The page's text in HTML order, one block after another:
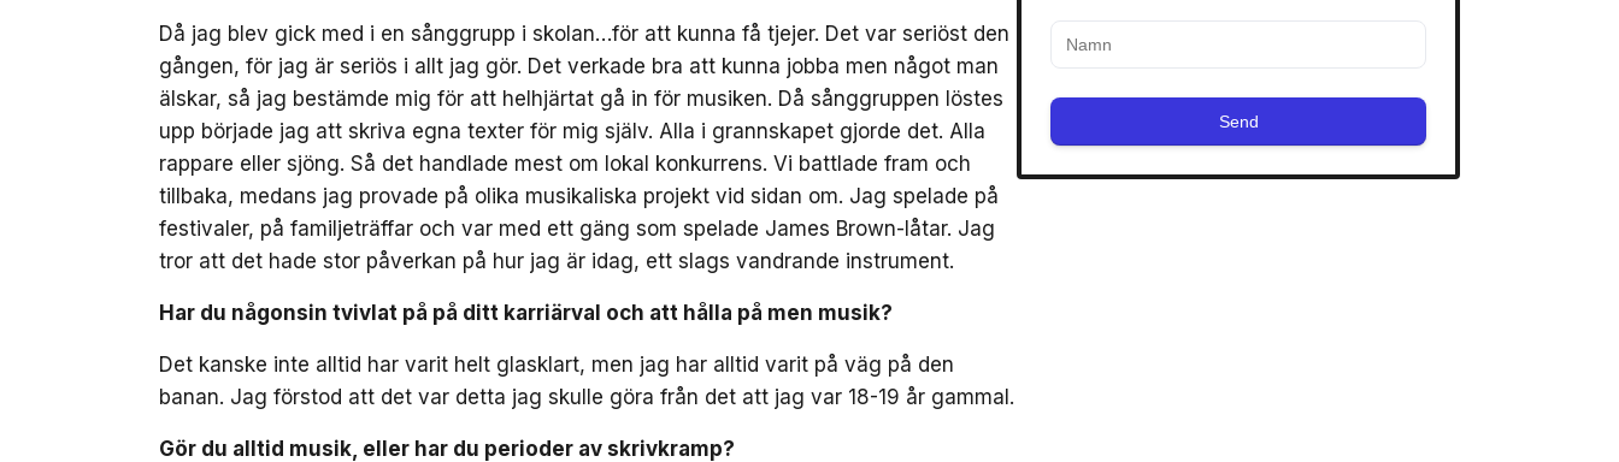
Då jag blev gick med i en sånggrupp i skolan…för att kunna få tjejer. Det var seriöst den
gången, för jag är seriös i allt jag gör. Det verkade bra att kunna jobba men något man
älskar, så jag bestämde mig för att helhjärtat gå in för musiken. Då sånggruppen löstes
upp började jag att skriva egna texter för mig själv. Alla i grannskapet gjorde det. Alla
rappare eller sjöng. Så det handlade mest om lokal konkurrens. Vi battlade fram och
tillbaka, medans jag provade på olika musikaliska projekt vid sidan om. Jag spelade på
festivaler, på familjeträffar och var med ett gäng som spelade James Brown-låtar. Jag
tror att det hade stor påverkan på hur jag är idag, ett slags vandrande instrument.
Har du någonsin tvivlat på på ditt karriärval och att hålla på men musik?
Det kanske inte alltid har varit helt glasklart, men jag har alltid varit på väg på den
banan. Jag förstod att det var detta jag skulle göra från det att jag var 18-19 år gammal.
Gör du alltid musik, eller har du perioder av skrivkramp?
Send